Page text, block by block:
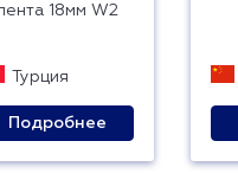
18мм W2
Турция
Подробнее